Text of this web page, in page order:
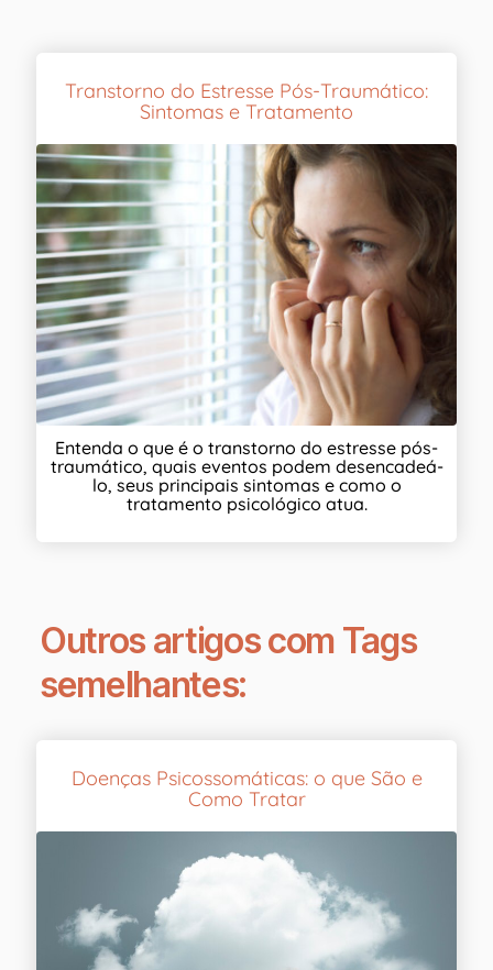
Transtorno do Estresse Pós-Traumático:
Sintomas e Tratamento
Entenda o que é o transtorno do estresse pós-
traumático, quais eventos podem desencadeá-
lo, seus principais sintomas e como o
tratamento psicológico atua.
Outros artigos com Tags
semelhantes:
Doenças Psicossomáticas: o que São e
Como Tratar